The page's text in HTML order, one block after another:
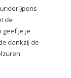
)pens
de
geef je je
dankzij de